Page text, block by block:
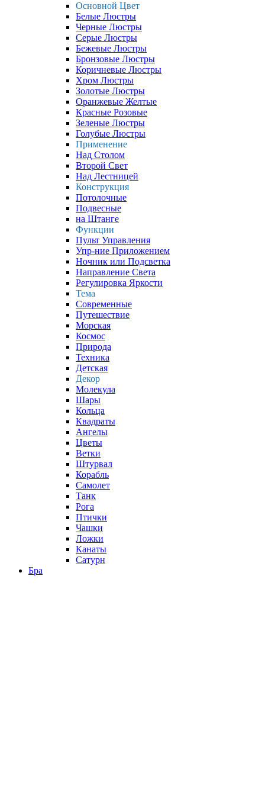
Основной Цвет
Белые Люстры
Черные Люстры
Серые Люстры
Бежевые Люстры
Бронзовые Люстры
Коричневые Люстры
Хром Люстры
Золотые Люстры
Оранжевые Желтые
Красные Розовые
Зеленые Люстры
Голубые Люстры
Применение
Над Столом
Второй Свет
Над Лестницей
Конструкция
Потолочные
Подвесные
на Штанге
Функции
Пульт Управления
Упр-ние Приложением
Ночник или Подсветка
Направление Света
Регулировка Яркости
Тема
Современные
Путешествие
Морская
Космос
Природа
Техника
Детская
Декор
Молекула
Шары
Кольца
Квадраты
Ангелы
Цветы
Ветки
Штурвал
Корабль
Самолет
Танк
Рога
Птички
Чашки
Ложки
Канаты
Сатурн
Бра